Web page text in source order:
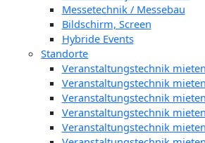
Messetechnik / Messebau
Bildschirm, Screen
Hybride Events
Standorte
Veranstaltungstechnik
Veranstaltungstechnik
Veranstaltungstechnik
Veranstaltungstechnik
Veranstaltungstechnik